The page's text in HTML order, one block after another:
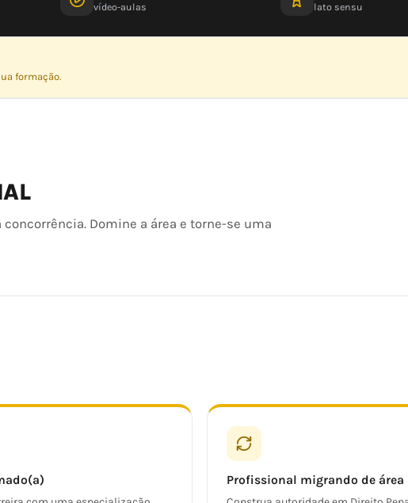
vídeo-aulas lato sensu
formação.
Domine a área e torne-se uma
Profissional migrando de área